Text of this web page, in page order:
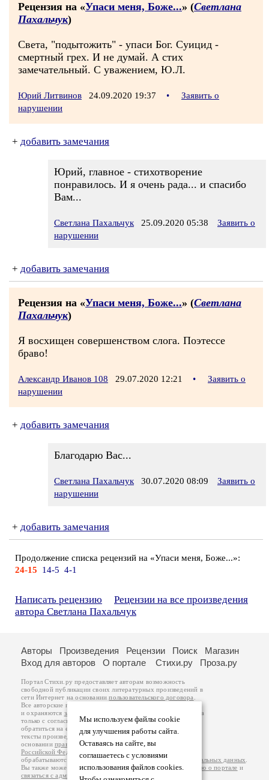
Рецензия на «Упаси меня, Боже...» (Светлана
Пахальчук)
Света, "подытожить" - упаси Бог. Суицид -
смертный грех. И не думай. А стих
замечательный. С уважением, Ю.Л.
Юрий Литвинов 24.09.2020 19:37 •
Заявить о
нарушении
+ добавить замечания
Юрий, главное - стихотворение
понравилось. И я очень рада... и спасибо
Вам...
Светлана Пахальчук 25.09.2020 05:38
Заявить о
нарушении
+ добавить замечания
Рецензия на «Упаси меня, Боже...» (Светлана
Пахальчук)
Я восхищен совершенством слога. Поэтессе
браво!
Александр Иванов 108 29.07.2020 12:21 •
Заявить о
нарушении
+ добавить замечания
Благодарю Вас...
Светлана Пахальчук 30.07.2020 08:09
Заявить о
нарушении
+ добавить замечания
Продолжение списка рецензий на «Упаси меня, Боже...»:
24-15
14-5 4-1
Написать рецензию
Рецензии на все произведения
автора Светлана Пахальчук
Мы используем файлы cookie
для улучшения работы сайта.
Оставаясь на сайте, вы
соглашаетесь с условиями
использования файлов cookies.
Авторы Произведения Рецензии Поиск
Магазин
Вход для авторов
О портале Стихи.ру Проза.ру
Портал Стихи.ру предоставляет авторам возможность
свободной публикации своих литературных произведений в
сети Интернет на основаниипользовательского договора
Все авторские права на произведения принадлежат авторам
и охраняются законом
. Перепечатка произведений возможна
только с согласия его автора, к которому вы можете
обратиться на его авторской странице. Ответственность за
тексты произведений авторы несут самостоятельно на
основанииправил публикацииизаконодательства
Российской Федерации
обрабатываются на основанииПолитики обработки персональных данных
Вы также можете посмотреть более подробнуюинформацию о портале и
связаться с администрацией